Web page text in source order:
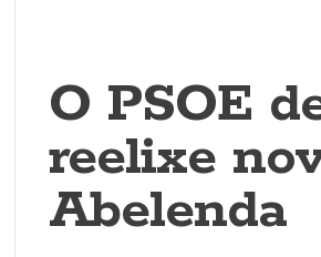
O PSOE
reelixe
Abelenda